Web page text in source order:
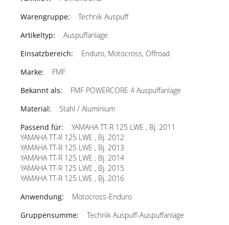
Technik Auspuff
Auspuffanlage
Enduro, Motocross, Offroad
FMF
FMF POWERCORE 4 Auspuffanlage
Stahl / Aluminium
YAMAHA TT-R 125 LWE , Bj. 2011
YAMAHA TT-R 125 LWE , Bj. 2012
YAMAHA TT-R 125 LWE , Bj. 2013
YAMAHA TT-R 125 LWE , Bj. 2014
YAMAHA TT-R 125 LWE , Bj. 2015
YAMAHA TT-R 125 LWE , Bj. 2016
Motocross-Enduro
Technik Auspuff-Auspuffanlage